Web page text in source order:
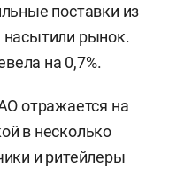
поставки из
насытили рынок.
на 0,7%.
отражается на
в несколько
и ритейлеры